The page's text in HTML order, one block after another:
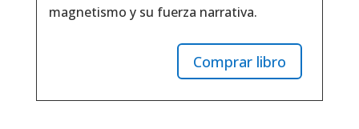
magnetismo y su fuerza narrativa.
Comprar libro